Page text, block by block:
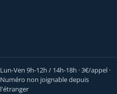
Lun-Ven 9h-12h / 14h-18h · 3€/appel ·
Numéro non joignable depuis
l'étranger